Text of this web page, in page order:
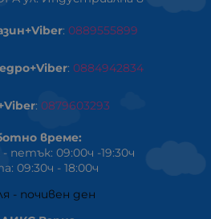
: 0889555899
: 0884942834
: 0879603293
време:
петък: 09:00ч -19:30ч
09:30ч - 18:00ч
- почивен ден